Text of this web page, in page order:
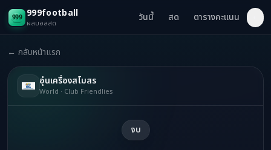
999football
ผลบอลสด วันนี้ สด ตารางคะแนน
← กลับหน้าแรก
อุ่นเครื่องสโมสร
World · Club Friendlies
จบ